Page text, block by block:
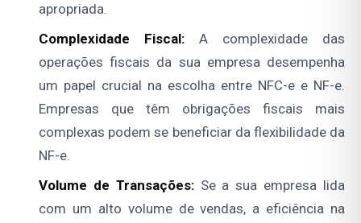
apropriada.
Complexidade Fiscal: A complexidade das
operações fiscais da sua empresa desempenha
um papel crucial na escolha entre NFC-e e NF-e.
Empresas que têm obrigações fiscais mais
complexas podem se beneficiar da flexibilidade da
NF-e.
Volume de Transações:Se a sua empresa lida
com um alto volume de vendas, a eficiência na